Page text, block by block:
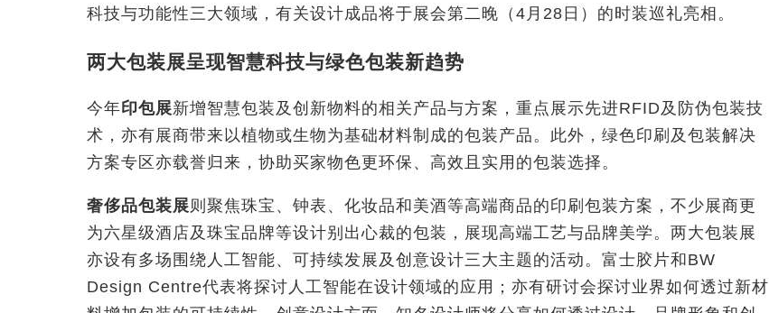
科技与功能性三大领域，有关设计成品将于展会第二晚（4月28日）的时装巡礼亮相。
两大包装展呈现智慧科技与绿色包装新趋势
今年印包展新增智慧包装及创新物料的相关产品与方案，重点展示先进RFID及防伪包装技
术，亦有展商带来以植物或生物为基础材料制成的包装产品。此外，绿色印刷及包装解决
方案专区亦载誉归来，协助买家物色更环保、高效且实用的包装选择。
奢侈品包装展则聚焦珠宝、钟表、化妆品和美酒等高端商品的印刷包装方案，不少展商更
为六星级酒店及珠宝品牌等设计别出心裁的包装，展现高端工艺与品牌美学。两大包装展
亦设有多场围绕人工智能、可持续发展及创意设计三大主题的活动。富士胶片和BW
Design Centre代表将探讨人工智能在设计领域的应用；亦有研讨会探讨业界如何透过新材